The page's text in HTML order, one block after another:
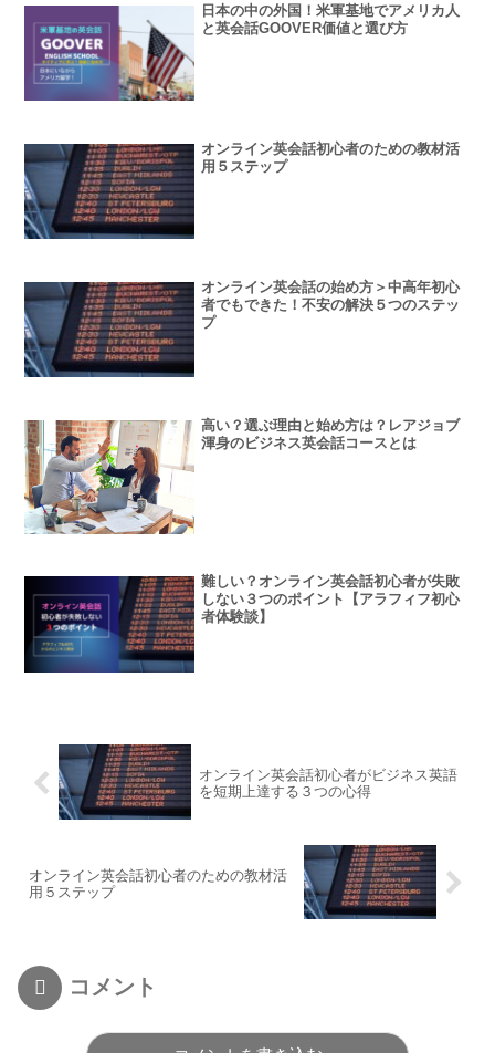
日本の中の外国！米軍基地でアメリカ人
と英会話GOOVER価値と選び方
オンライン英会話初心者のための教材活
用５ステップ
オンライン英会話の始め方＞中高年初心
者でもできた！不安の解決５つのステッ
プ
高い？選ぶ理由と始め方は？レアジョブ
渾身のビジネス英会話コースとは
難しい？オンライン英会話初心者が失敗
しない３つのポイント【アラフィフ初心
者体験談】
オンライン英会話初心者がビジネス英語
を短期上達する３つの心得
オンライン英会話初心者のための教材活
用５ステップ
コメント